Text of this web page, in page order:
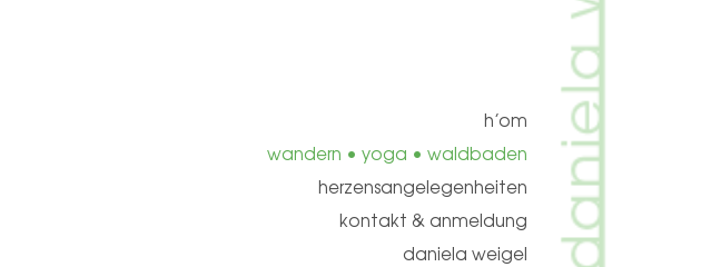
h’om
wandern • yoga • waldbaden
herzensangelegenheiten
kontakt & anmeldung
daniela weigel